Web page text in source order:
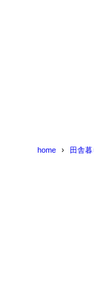
home 田舎